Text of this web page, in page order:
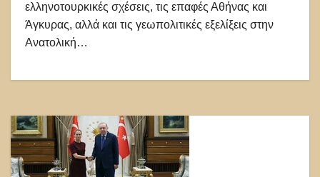
ελληνοτουρκικές σχέσεις, τις επαφές Αθήνας και
Άγκυρας, αλλά και τις γεωπολιτικές εξελίξεις στην
Ανατολική…